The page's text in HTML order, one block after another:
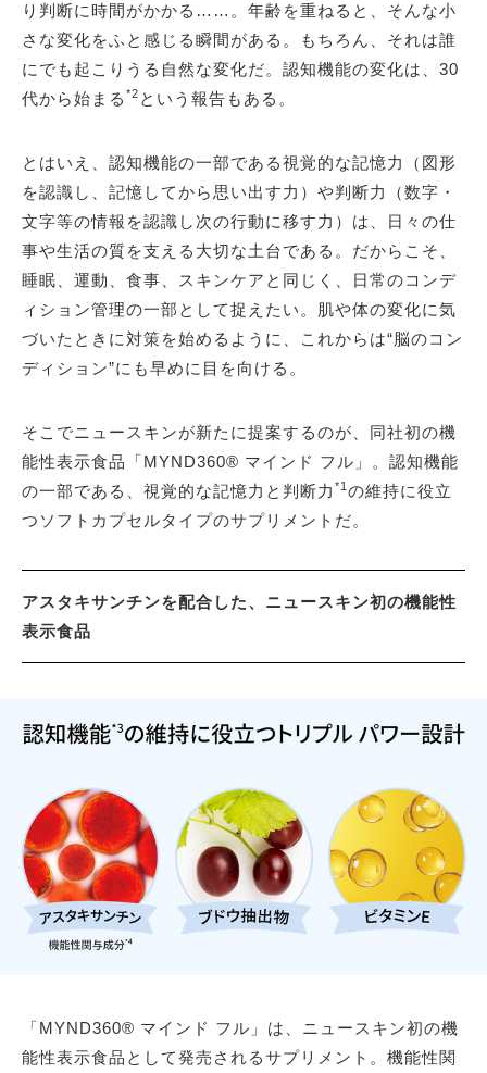
り判断に時間がかかる……。年齢を重ねると、そんな小
さな変化をふと感じる瞬間がある。もちろん、それは誰
にでも起こりうる自然な変化だ。認知機能の変化は、30
代から始まる *2 という報告もある。
とはいえ、認知機能の一部である視覚的な記憶力（図形
を認識し、記憶してから思い出す力）や判断力（数字・
文字等の情報を認識し次の行動に移す力）は、日々の仕
事や生活の質を支える大切な土台である。だからこそ、
睡眠、運動、食事、スキンケアと同じく、日常のコンデ
ィション管理の一部として捉えたい。肌や体の変化に気
づいたときに対策を始めるように、これからは“脳のコン
ディション”にも早めに目を向ける。
そこでニュースキンが新たに提案するのが、同社初の機
能性表示食品「MYND360® マインド フル」。認知機能
の一部である、視覚的な記憶力と判断力 *1の維持に役立
つソフトカプセルタイプのサプリメントだ。
アスタキサンチンを配合した、ニュースキン初の機能性
表示食品
「MYND360® マインド フル」は、ニュースキン初の機
能性表示食品として発売されるサプリメント。機能性関